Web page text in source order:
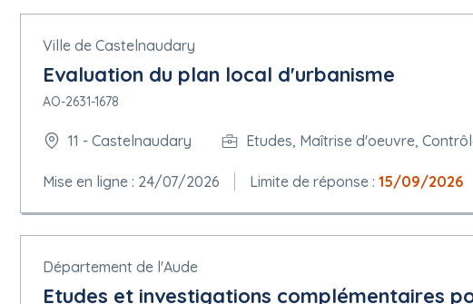
Ville de Castelnaudary
Evaluation du plan local d'urbanisme
AO-2631-1678
11 - Castelnaudary Etudes, Maîtrise d'oeuvre,
Mise en ligne : 24/07/2026 Limite de réponse : 15/09/2026
Département de l'Aude
Etudes et investigations complémentaires